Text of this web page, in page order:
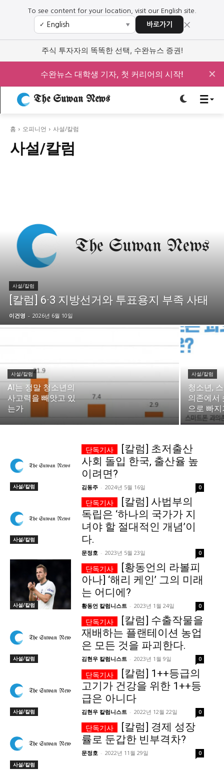
로그인하세요
주요 뉴스
정치 사회 교육
문화
시 문학 (문학산책)
보도 사진
지역 & 글로벌 뉴스
서울전역 인천지역
충청지역
세종지역 경상지역
전라지역
ENG
커뮤니티
서비스 & 앱
수완뉴스 추천 서비스
수완 키즈
멤버십 소개 이니셔티브
커리어
기자단 참여
저널리즘 바이브
출판서비스
보도자료 작성 서비스
스위프트 하이브
로그인하세요
주요 뉴스
정치 사회 교육
문화
시 문학 (문학산책)
보도 사진
지역 & 글로벌 뉴스
서울전역 인천지역
충청지역 세종지역 경상지역
전라지역
ENG
커뮤니티
서비스 & 앱
수완뉴스 추천 서비스
수완 키즈
멤버십 소개 이니셔티브
커리어
기자단 참여
저널리즘 바이브
출판서비스
보도자료 작성 서비스
스위프트 하이브
모든 세대의 시선이 머무는 곳, 수완뉴스
To see content for your location, visit our English site.
✓ ▼ 바로가기 ×
주식 투자자의 똑똑한 선택, 수완뉴스 증권!
수완뉴스 대학생 기자, 첫 커리어의 시작! ✕
The Suwan News
홈 오피니언 사설/칼럼
사설/칼럼
사설/칼럼
[칼럼] 6·3 지방선거와 투표용지 부족 사태
이건영 - 2026년 6월 10일
사설/칼럼
AI는 정말 청소년의
사고력을 빼앗고 있
는가
사설/칼럼
청소년,
의존에서
으로 빠
사설/칼럼
[칼럼] 초저출산
사회 돌입 한국, 출산율 높
이려면?
김동주 - 2024년 5월 16일 0
사설/칼럼
[칼럼] 사법부의
독립은 ‘하나의 국가가 지
녀야 할 절대적인 개념’이
다.
문정호 - 2023년 5월 23일 0
사설/칼럼
[황동언의 라볼피
아나] ‘해리 케인’ 그의 미래
는 어디에?
황동언 칼럼니스트 - 2023년 1월 24일 0
사설/칼럼
[칼럼] 수출작물을
재배하는 플랜테이션 농업
은 모든 것을 파괴한다.
김현우 칼럼니스트 - 2023년 1월 9일 0
사설/칼럼
[칼럼] 1++등급의
고기가 건강을 위한 1++등
급은 아니다
김현우 칼럼니스트 - 2022년 12월 22일 0
사설/칼럼
[칼럼] 경제 성장
률로 둔갑한 빈부격차?
문정호 - 2022년 11월 29일 0